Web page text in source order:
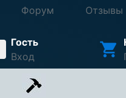
Форум Отзывы
Гость
Вход